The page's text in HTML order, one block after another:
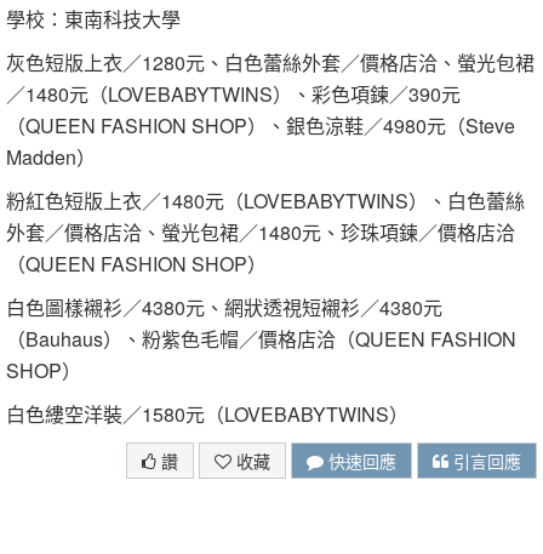
學校：東南科技大學
灰色短版上衣／1280元、白色蕾絲外套／價格店洽、螢光包裙
／1480元（LOVEBABYTWINS）、彩色項鍊／390元
（QUEEN FASHION SHOP）、銀色涼鞋／4980元（Steve
Madden）
粉紅色短版上衣／1480元（LOVEBABYTWINS）、白色蕾絲
外套／價格店洽、螢光包裙／1480元、珍珠項鍊／價格店洽
（QUEEN FASHION SHOP）
白色圖樣襯衫／4380元、網狀透視短襯衫／4380元
（Bauhaus）、粉紫色毛帽／價格店洽（QUEEN FASHION
SHOP）
白色縷空洋裝／1580元（LOVEBABYTWINS）
讚 收藏 快速回應 引言回應